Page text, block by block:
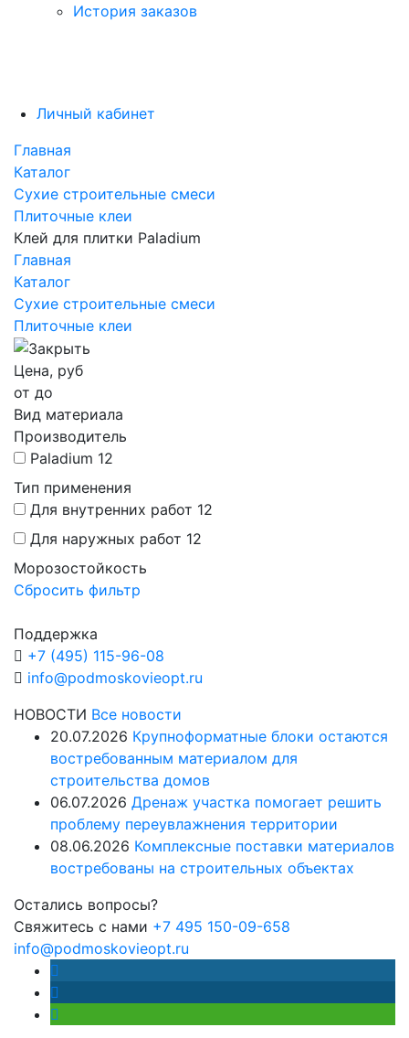
История заказов
Личный кабинет
Главная
Каталог
Сухие строительные смеси
Плиточные клеи
Клей для плитки Paladium
Главная
Каталог
Сухие строительные смеси
Плиточные клеи
Цена, руб
от до
Вид материала
Производитель
Paladium 12
Тип применения
Для внутренних работ 12
Для наружных работ 12
Морозостойкость
Сбросить фильтр
Поддержка
+7 (495) 115-96-08
info@podmoskovieopt.ru
НОВОСТИ Все новости
20.07.2026 Крупноформатные блоки остаются
востребованным материалом для
строительства домов
06.07.2026 Дренаж участка помогает решить
проблему переувлажнения территории
08.06.2026 Комплексные поставки материалов
востребованы на строительных объектах
Остались вопросы?
Свяжитесь с нами +7 495 150-09-658
info@podmoskovieopt.ru